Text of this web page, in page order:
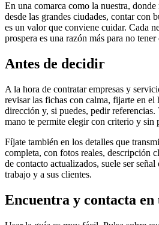
En una comarca como la nuestra,
desde las grandes ciudades, contar con
es un valor que conviene cuidar. Cada
prospera es una razón más para no tener
Antes de decidir
A la hora de contratar empresas y
revisar las fichas con calma, fijarte en
dirección y, si puedes, pedir referencias.
mano te permite elegir con criterio y sin
Fíjate también en los detalles que
completa, con fotos reales, descripción
de contacto actualizados, suele ser
trabajo y a sus clientes.
Encuentra y contacta